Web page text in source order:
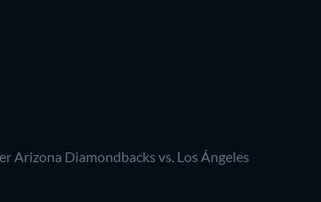
Arizona Diamondbacks vs. Los Ángeles